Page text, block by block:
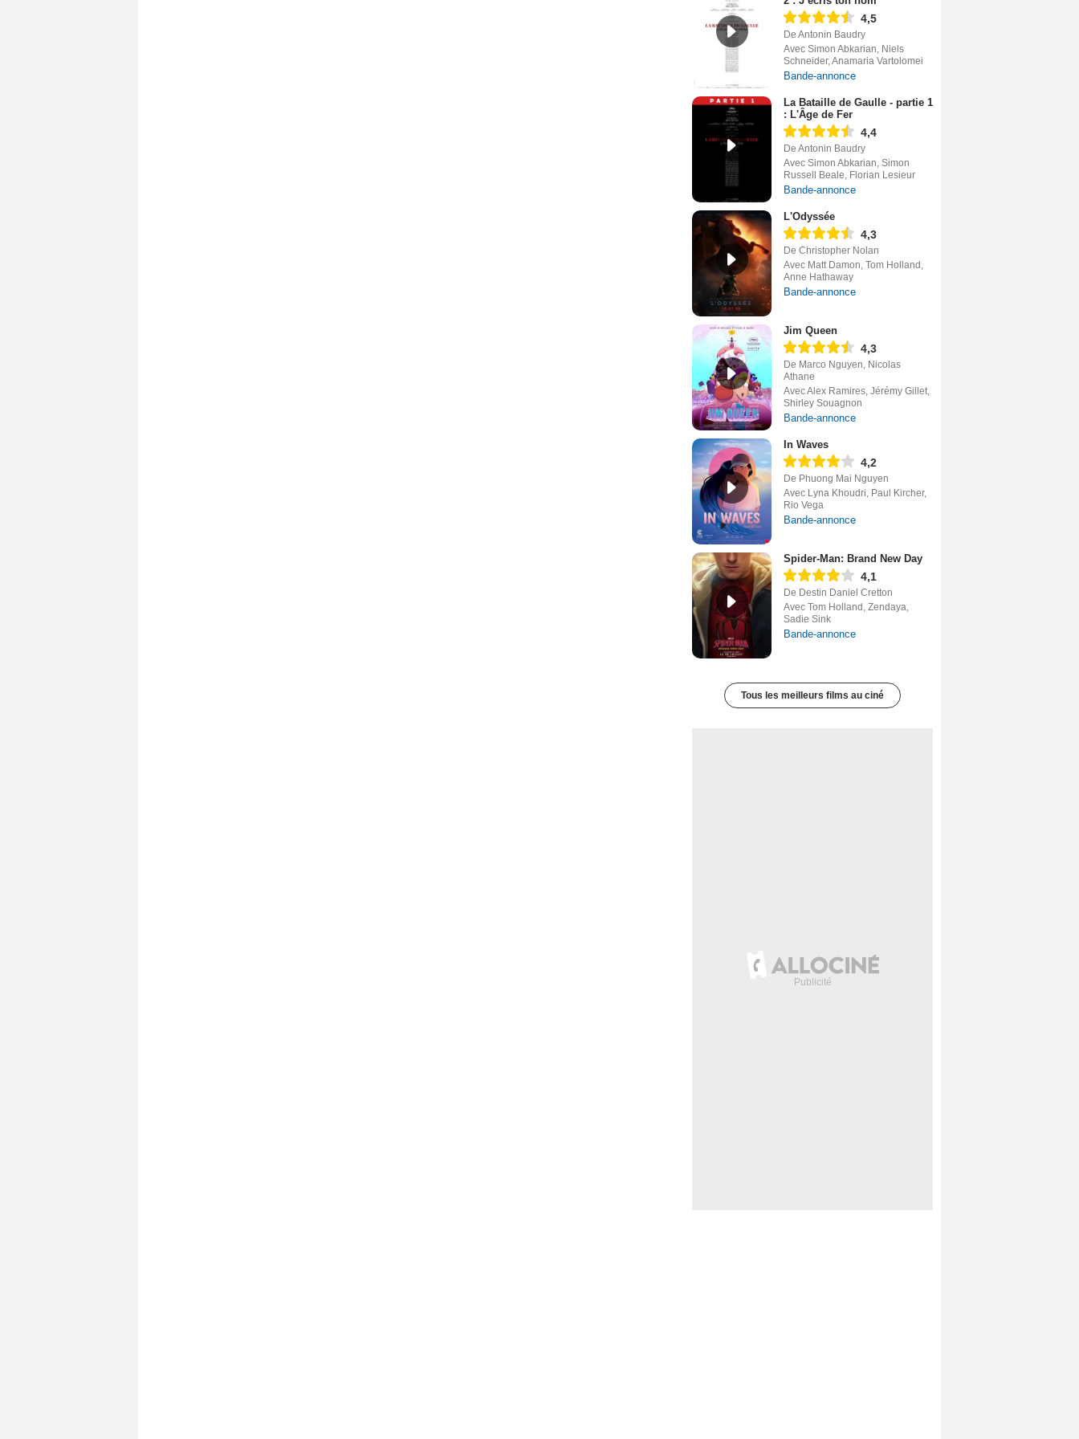
4,5
De Antonin Baudry
Avec Simon Abkarian, Niels
Schneider, Anamaria Vartolomei
Bande-annonce
La Bataille de Gaulle - partie 1
: L'Âge de Fer
4,4
De Antonin Baudry
Avec Simon Abkarian, Simon
Russell Beale, Florian Lesieur
Bande-annonce
L'Odyssée
4,3
De Christopher Nolan
Avec Matt Damon, Tom Holland,
Anne Hathaway
Bande-annonce
Jim Queen
4,3
De Marco Nguyen, Nicolas
Athane
Avec Alex Ramires, Jérémy Gillet,
Shirley Souagnon
Bande-annonce
In Waves
4,2
De Phuong Mai Nguyen
Avec Lyna Khoudri, Paul Kircher,
Rio Vega
Bande-annonce
Spider-Man: Brand New Day
4,1
De Destin Daniel Cretton
Avec Tom Holland, Zendaya,
Sadie Sink
Bande-annonce
Tous les meilleurs films au ciné